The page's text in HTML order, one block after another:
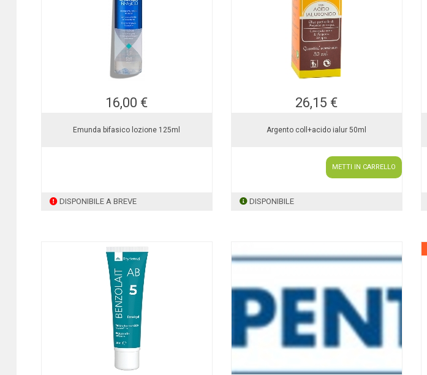
16,00 €
Emunda bifasico lozione 125ml
DISPONIBILE A BREVE
26,15 €
Argento coll+acido ialur 50ml
METTI IN CARRELLO
DISPONIBILE